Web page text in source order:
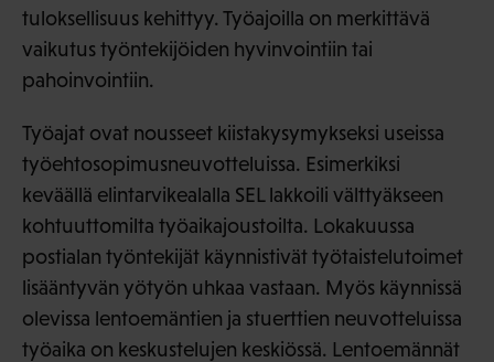
tuloksellisuus kehittyy. Työajoilla on merkittävä
vaikutus työntekijöiden hyvinvointiin tai
pahoinvointiin.
Työajat ovat nousseet kiistakysymykseksi useissa
työehtosopimusneuvotteluissa. Esimerkiksi
keväällä elintarvikealalla SEL lakkoili välttyäkseen
kohtuuttomilta työaikajoustoilta. Lokakuussa
postialan työntekijät käynnistivät työtaistelutoimet
lisääntyvän yötyön uhkaa vastaan. Myös käynnissä
olevissa lentoemäntien ja stuerttien neuvotteluissa
työaika on keskustelujen keskiössä. Lentoemännät